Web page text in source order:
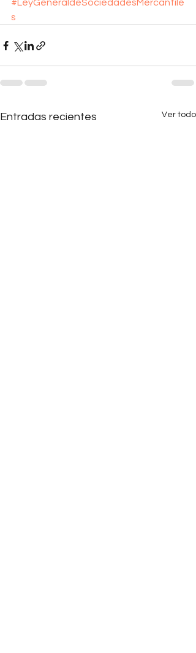
#LeyGeneraldeSociedadesMercantile
s
Entradas recientes Ver todo